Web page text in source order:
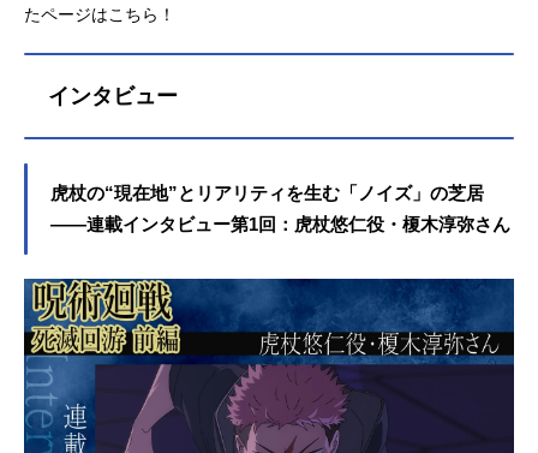
ください。「死滅回游編」までにお
さらいしておきましょう！東京都立
木淳弥）誕生日：3月20日身長：173
㎝くらい体重：80㎏以上 (体脂肪率
1桁)出身：宮城県仙台市趣味：カラ
オケ、テレビ鑑賞、モノマネ苦手教
科書：理系科目（molで躓いた）好
物：丼もの、麺類好みの女性：ジェ
ニファーローレンス杉沢第三高校か
たページはこちら！
インタビュー
虎杖の“現在地”とリアリティを生む「ノイズ」の芝居
――連載インタビュー第1回：虎杖悠仁役・榎木淳弥さん